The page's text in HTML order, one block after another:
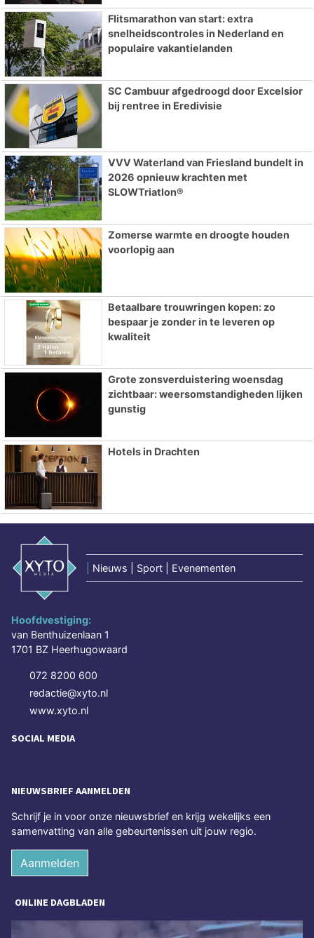
Flitsmarathon van start: extra
snelheidscontroles in Nederland en
populaire vakantielanden
SC Cambuur afgedroogd door Excelsior
bij rentree in Eredivisie
VVV Waterland van Friesland bundelt in
2026 opnieuw krachten met
SLOWTriatlon®
Zomerse warmte en droogte houden
voorlopig aan
Betaalbare trouwringen kopen: zo
bespaar je zonder in te leveren op
kwaliteit
Grote zonsverduistering woensdag
zichtbaar: weersomstandigheden lijken
gunstig
Hotels in Drachten
Nieuws | Sport | Evenementen
Hoofdvestiging:
van Benthuizenlaan 1
1701 BZ Heerhugowaard
072 8200 600
redactie@xyto.nl
www.xyto.nl
SOCIAL MEDIA
NIEUWSBRIEF AANMELDEN
Schrijf je in voor onze nieuwsbrief en krijg wekelijks een
samenvatting van alle gebeurtenissen uit jouw regio.
Aanmelden
ONLINE DAGBLADEN